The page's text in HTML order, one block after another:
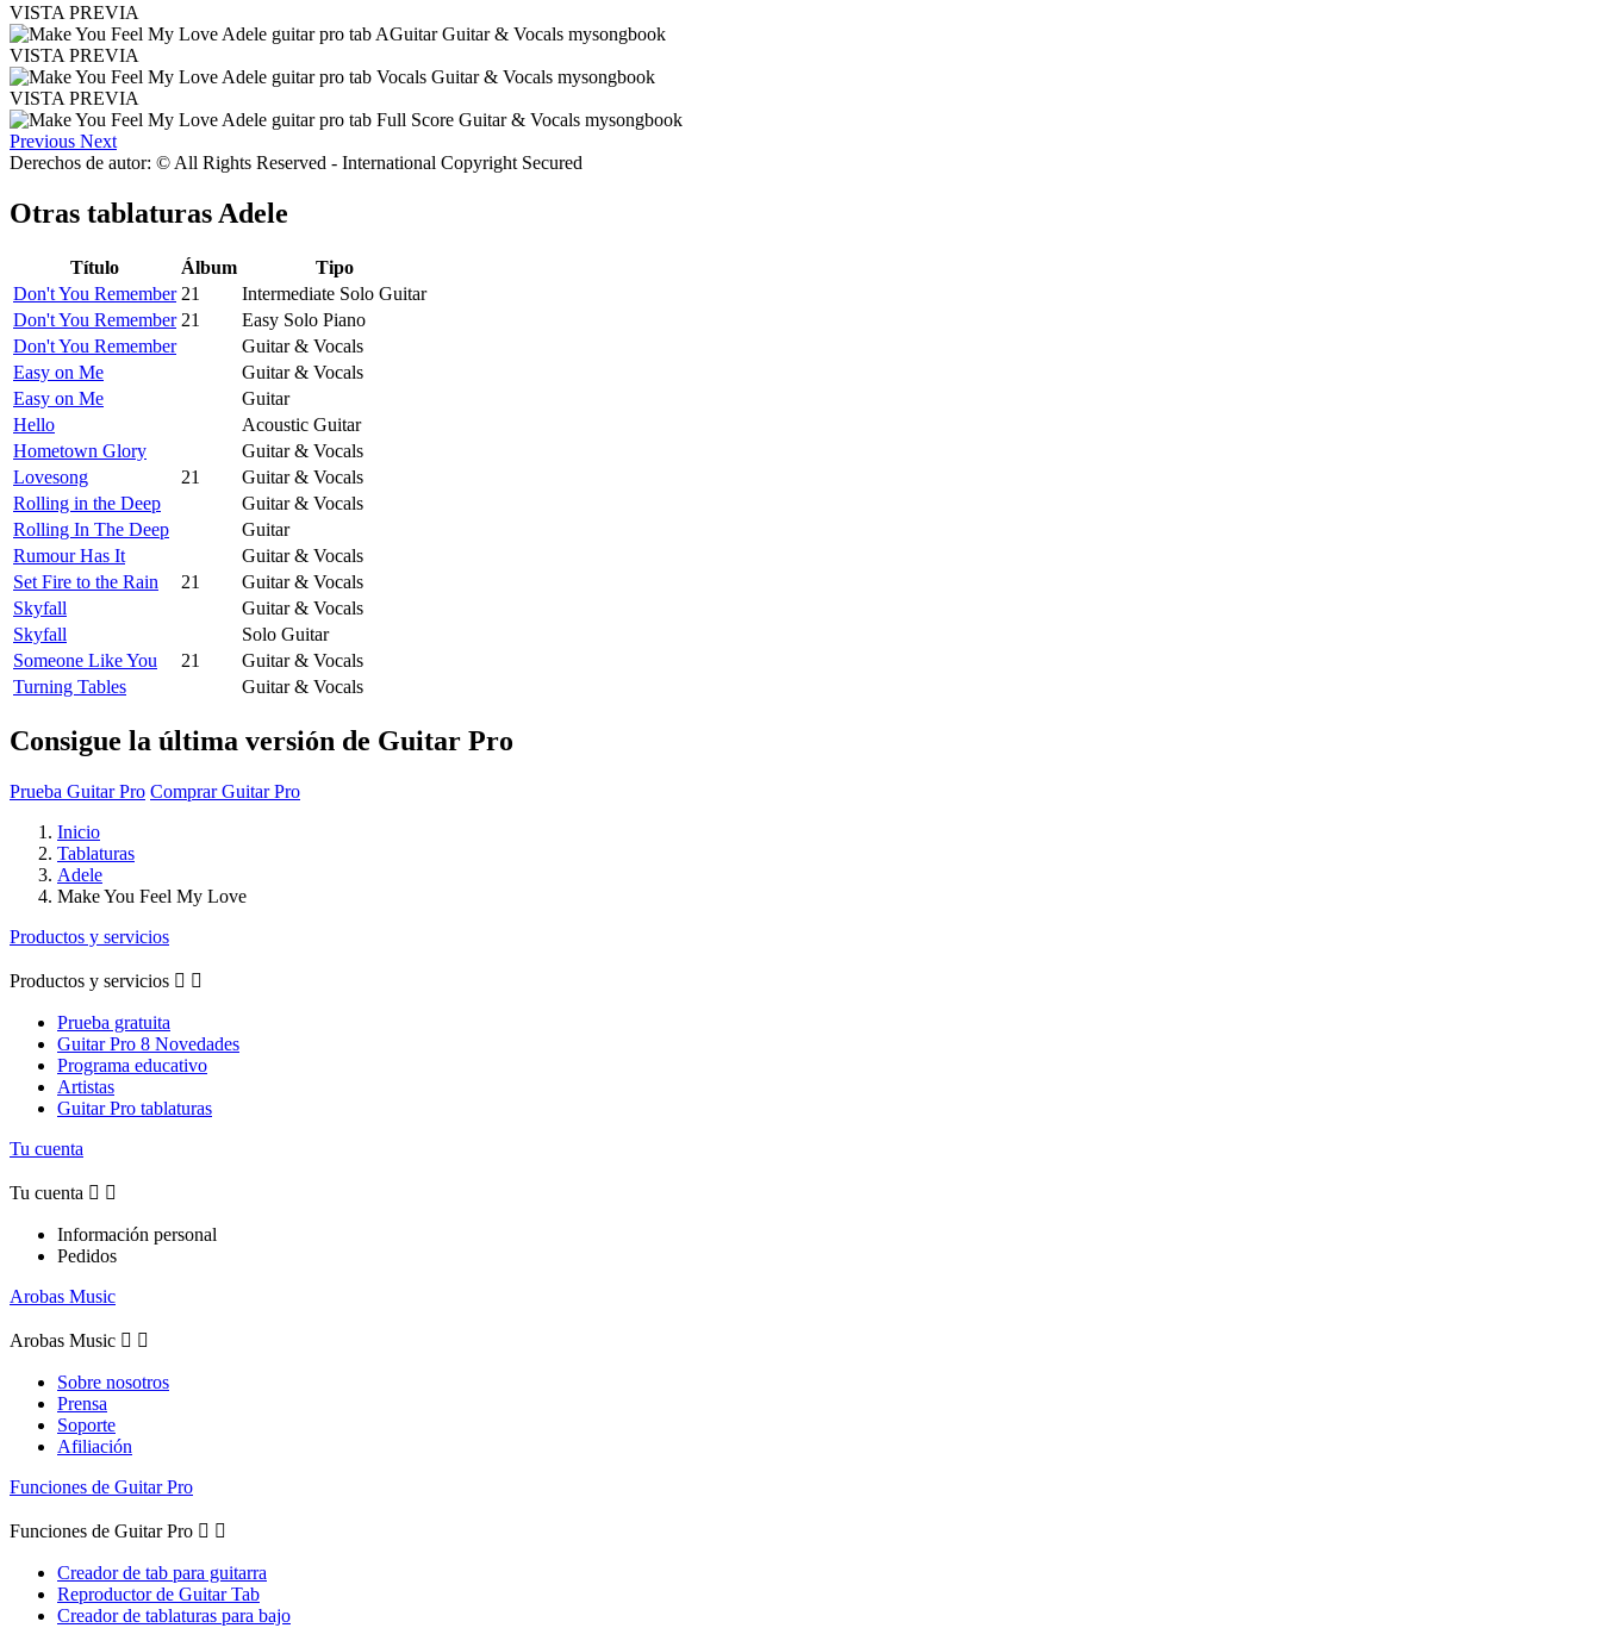
VISTA PREVIA
VISTA PREVIA
VISTA PREVIA
Previous Next
Derechos de autor: © All Rights Reserved - International Copyright Secured
Otras tablaturas Adele
Título Álbum
Tipo
Don't You Remember 21
Intermediate Solo Guitar
Don't You Remember 21
Easy Solo Piano
Don't You Remember
Guitar & Vocals
Easy on Me
Guitar & Vocals
Easy on Me
Guitar
Hello
Acoustic Guitar
Hometown Glory
Guitar & Vocals
Lovesong
21
Guitar & Vocals
Rolling in the Deep
Guitar & Vocals
Rolling In The Deep
Guitar
Rumour Has It
Guitar & Vocals
Set Fire to the Rain
21
Guitar & Vocals
Skyfall
Guitar & Vocals
Skyfall
Solo Guitar
Someone Like You
21
Guitar & Vocals
Turning Tables
Guitar & Vocals
Consigue la última versión de Guitar Pro
Prueba Guitar Pro Comprar Guitar Pro
Inicio
Tablaturas
Adele
Make You Feel My Love
Productos y servicios
Productos y servicios  
Prueba gratuita
Guitar Pro 8 Novedades
Programa educativo
Artistas
Guitar Pro tablaturas
Tu cuenta
Tu cuenta  
Información personal
Pedidos
Arobas Music
Arobas Music  
Sobre nosotros
Prensa
Soporte
Afiliación
Funciones de Guitar Pro
Funciones de Guitar Pro  
Creador de tab para guitarra
Reproductor de Guitar Tab
Creador de tablaturas para bajo